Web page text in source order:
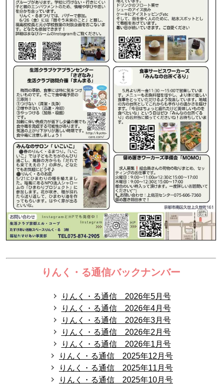
りんく・る通信バックナンバー
りんく・る通信 2026年5月号
りんく・る通信 2026年4月号
りんく・る通信 2026年3月号
りんく・る通信 2026年2月号
りんく・る通信 2026年1月号
りんく・る通信 2025年12月号
りんく・る通信 2025年11月号
りんく・る通信 2025年10月号